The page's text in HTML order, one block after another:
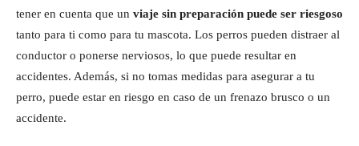
tener en cuenta que un viaje sin preparación puede ser riesgoso
tanto para ti como para tu mascota. Los perros pueden distraer al
conductor o ponerse nerviosos, lo que puede resultar en
accidentes. Además, si no tomas medidas para asegurar a tu
perro, puede estar en riesgo en caso de un frenazo brusco o un
accidente.